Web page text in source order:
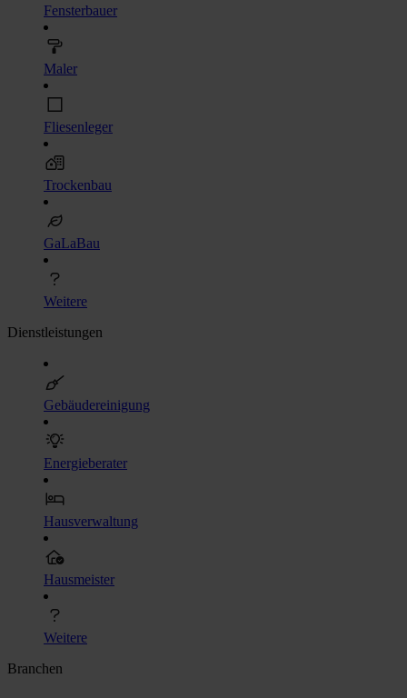
Fensterbauer
Maler
Fliesenleger
Trockenbau
GaLaBau
Weitere
Dienstleistungen
Gebäudereinigung
Energieberater
Hausverwaltung
Hausmeister
Weitere
Branchen